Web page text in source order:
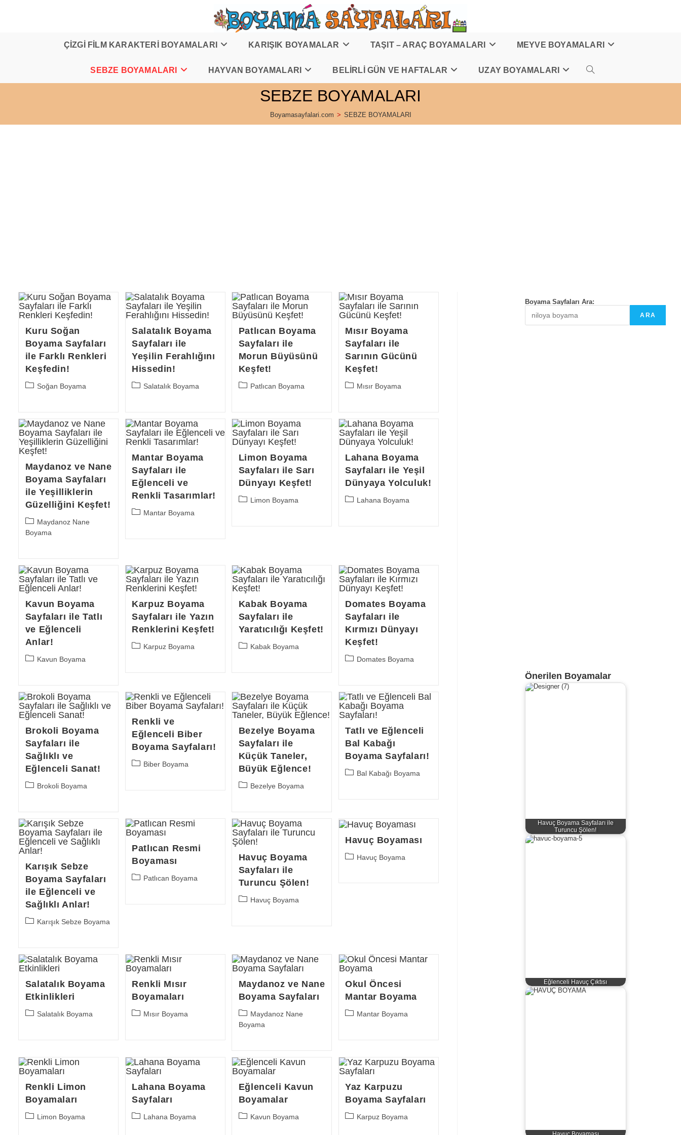
ÇİZGİ FİLM KARAKTERİ BOYAMALARI KARIŞIK BOYAMALAR TAŞIT – ARAÇ BOYAMALARI MEYVE BOYAMALARI
SEBZE BOYAMALARI HAYVAN BOYAMALARI BELİRLİ GÜN VE HAFTALAR UZAY BOYAMALARI TOGGLE
SEBZE BOYAMALARI
Boyamasayfalari.com > SEBZE BOYAMALARI
Kuru Soğan
Boyama Sayfaları
ile Farklı Renkleri
Keşfedin!
PostSoğan Boyama
Salatalık Boyama
Sayfaları ile
Yeşilin Ferahlığını
Hissedin!
PostSalatalık Boyama
Patlıcan Boyama
Sayfaları ile
Morun Büyüsünü
Keşfet!
PostPatlıcan Boyama
Mısır Boyama
Sayfaları ile
Sarının Gücünü
Keşfet!
PostMısır Boyama
Maydanoz ve Nane
Boyama Sayfaları
ile Yeşilliklerin
Güzelliğini Keşfet!
Post
category:
Maydanoz Nane
Boyama
Mantar Boyama
Sayfaları ile
Eğlenceli ve
Renkli Tasarımlar!
PostMantar Boyama
Limon Boyama
Sayfaları ile Sarı
Dünyayı Keşfet!
PostLimon Boyama
Lahana Boyama
Sayfaları ile Yeşil
Dünyaya Yolculuk!
PostLahana Boyama
Kavun Boyama
Sayfaları ile Tatlı
ve Eğlenceli
Anlar!
PostKavun Boyama
Karpuz Boyama
Sayfaları ile Yazın
Renklerini Keşfet!
PostKarpuz Boyama
Kabak Boyama
Sayfaları ile
Yaratıcılığı Keşfet!
PostKabak Boyama
Domates Boyama
Sayfaları ile
Kırmızı Dünyayı
Keşfet!
PostDomates Boyama
Brokoli Boyama
Sayfaları ile
Sağlıklı ve
Eğlenceli Sanat!
PostBrokoli Boyama
Renkli ve
Eğlenceli Biber
Boyama Sayfaları!
PostBiber Boyama
Bezelye Boyama
Sayfaları ile
Küçük Taneler,
Büyük Eğlence!
PostBezelye Boyama
Tatlı ve Eğlenceli
Bal Kabağı
Boyama Sayfaları!
PostBal Kabağı Boyama
Karışık Sebze
Boyama Sayfaları
ile Eğlenceli ve
Sağlıklı Anlar!
PostKarışık Sebze Boyama
Patlıcan Resmi
Boyaması
PostPatlıcan Boyama
Havuç Boyama
Sayfaları ile
Turuncu Şölen!
PostHavuç Boyama
Havuç Boyaması
PostHavuç Boyama
Salatalık Boyama
Etkinlikleri
PostSalatalık Boyama
Renkli Mısır
Boyamaları
PostMısır Boyama
Maydanoz ve Nane
Boyama Sayfaları
Post
category:
Maydanoz Nane
Boyama
Okul Öncesi
Mantar Boyama
PostMantar Boyama
Renkli Limon
Boyamaları
PostLimon Boyama
Lahana Boyama
Sayfaları
PostLahana Boyama
Eğlenceli Kavun
Boyamalar
PostKavun Boyama
Yaz Karpuzu
Boyama Sayfaları
PostKarpuz Boyama
Boyama Sayfaları Ara:
ARA
Önerilen Boyamalar
Havuç Boyama Sayfaları ile
Turuncu Şölen!
Eğlenceli Havuç Çıktısı